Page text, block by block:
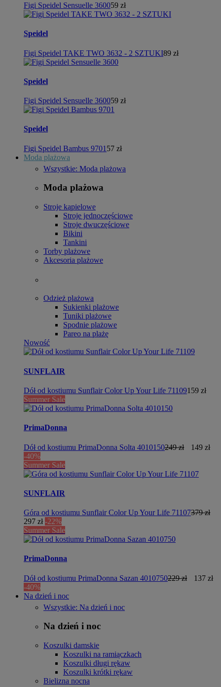
Figi Speidel Sensuelle 360059 zł
Speidel
Figi Speidel TAKE TWO 3632 - 2 SZTUKI89 zł
Speidel
Figi Speidel Sensuelle 360059 zł
Speidel
Figi Speidel Bambus 9701 57 zł
Moda plażowa
Wszystkie: Moda plażowa
Moda plażowa
Stroje kąpielowe
Stroje jednoczęściowe
Stroje dwuczęściowe
Bikini
Tankini
Torby plażowe
Akcesoria plażowe
Odzież plażowa
Sukienki plażowe
Tuniki plażowe
Spodnie plażowe
Pareo na plażę
Nowość
SUNFLAIR
Dół od kostiumu Sunflair Color Up Your Life 71109159 zł
Summer Sale
PrimaDonna
Dół od kostiumu PrimaDonna Solta 4010150249 zł
149 zł
-40%
Summer Sale
SUNFLAIR
Góra od kostiumu Sunflair Color Up Your Life 71107379 zł
297 zł -22%
Summer Sale
PrimaDonna
Dół od kostiumu PrimaDonna Sazan 4010750229 zł
137 zł
-40%
Na dzień i noc
Wszystkie: Na dzień i noc
Na dzień i noc
Koszulki damskie
Koszulki na ramiączkach
Koszulki długi rękaw
Koszulki krótki rękaw
Bielizna nocna